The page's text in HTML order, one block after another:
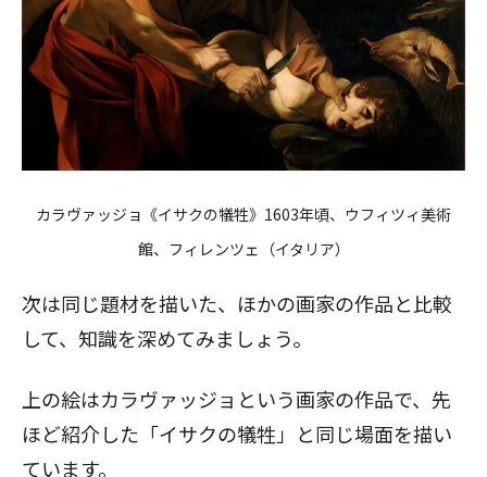
カラヴァッジョ《イサクの犠牲》1603年頃、ウフィツィ美術
館、フィレンツェ（イタリア）
次は同じ題材を描いた、ほかの画家の作品と比較
して、知識を深めてみましょう。
上の絵はカラヴァッジョという画家の作品で、先
ほど紹介した「イサクの犠牲」と同じ場面を描い
ています。